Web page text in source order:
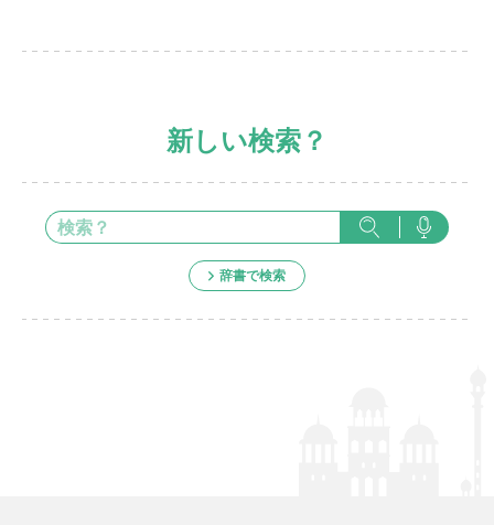
新しい検索？
辞書で検索